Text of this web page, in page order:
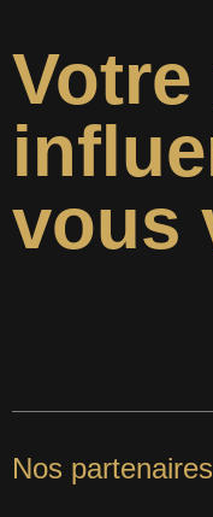
Votre
vous
Nos partenaires